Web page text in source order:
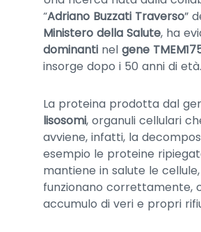
“Adriano Buzzati Traverso”
Ministero della Salute, ha
dominanti nel gene
insorge dopo i 50 anni di età.
La proteina prodotta dal
lisosomi, organuli cellulari
avviene, infatti, la
esempio le proteine
mantiene in salute le
funzionano correttamente,
accumulo di veri e propri